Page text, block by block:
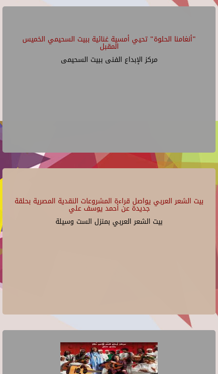
"أنغامنا الحلوة" تحيي أمسية غنائية ببيت السحيمي الخميس
المقبل
مركز الإبداع الفنى ببيت السحيمى
بيت الشعر العربي يواصل قراءة المشروعات النقدية المصرية بحلقة
جديدة عن أحمد يوسف علي
بيت الشعر العربي بمنزل الست وسيلة